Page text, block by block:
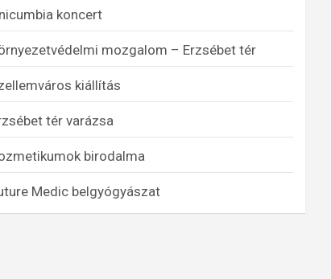
koncert
mozgalom – Erzsébet tér
kiállítás
tér varázsa
birodalma
Medic belgyógyászat